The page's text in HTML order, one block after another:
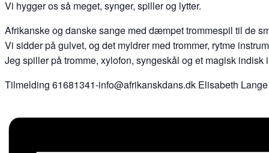
Vi hygger os så meget, synger, spiller og lytter.
Afrikanske og danske sange med dæmpet trommespil til de
Vi sidder på gulvet, og det myldrer med trommer, rytme
Jeg spiller på tromme, xylofon, syngeskål og et magisk
Tilmelding 61681341-info@afrikanskdans.dk Elisabeth Lange